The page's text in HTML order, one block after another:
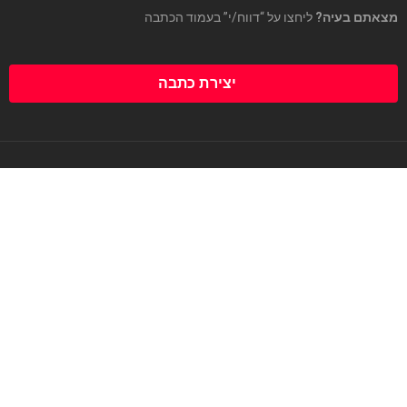
מצאתם בעיה? ליחצו על “דווח/י” בעמוד הכתבה
יצירת כתבה